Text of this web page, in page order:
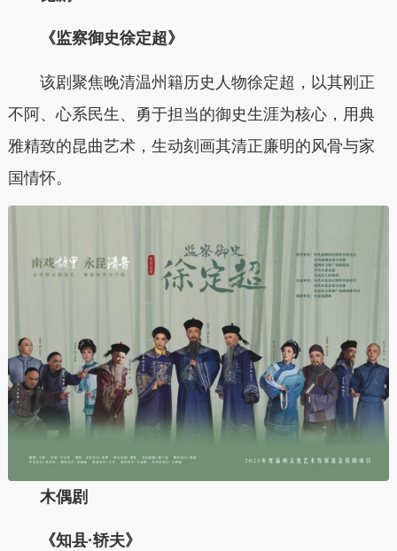
《监察御史徐定超》
该剧聚焦晚清温州籍历史人物徐定超，以其刚正
不阿、心系民生、勇于担当的御史生涯为核心，用典
雅精致的昆曲艺术，生动刻画其清正廉明的风骨与家
国情怀。
木偶剧
《知县·轿夫》